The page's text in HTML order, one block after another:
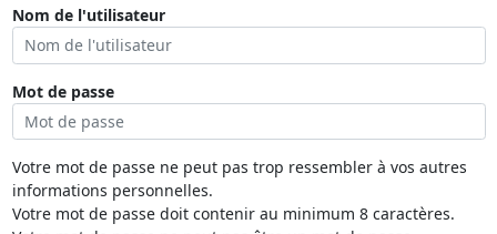
Nom de l'utilisateur
Mot de passe
Votre mot de passe ne peut pas trop ressembler à vos autres
informations personnelles.
Votre mot de passe doit contenir au minimum 8 caractères.